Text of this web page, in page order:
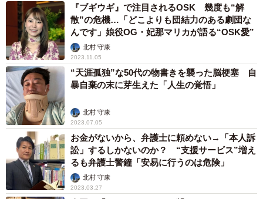
『ブギウギ』で注目されるOSK 幾度も“解
散”の危機…「どこよりも団結力のある劇団な
んです」娘役OG・妃那マリカが語る“OSK愛”
北村 守康
2023.11.05
“天涯孤独”な50代の物書きを襲った脳梗塞 自
暴自棄の末に芽生えた「人生の覚悟」
北村 守康
2023.07.05
お金がないから、弁護士に頼めない→「本人訴
訟」するしかないのか？ “支援サービス”増え
るも弁護士警鐘「安易に行うのは危険」
北村 守康
2023.03.27